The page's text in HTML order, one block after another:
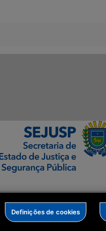
Definições de cookies